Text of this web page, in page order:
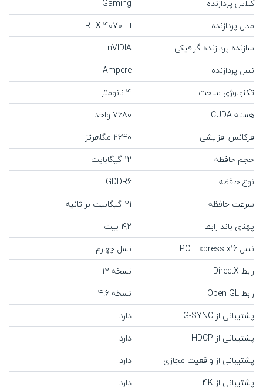
کلاس پردازنده
Gaming
مدل پردازنده
RTX 4070 Ti
سازنده پردازنده گرافیکی
nVIDIA
نسل پردازنده
Ampere
تکنولوژی ساخت
4 نانومتر
هسته CUDA
7680 واحد
فرکانس افزایشی
2640 مگاهرتز
حجم حافظه
12 گیگابایت
نوع حافظه
GDDR6
سرعت حافظه
21 گیگابیت بر ثانیه
پهنای باند رابط
192 بیت
نسل PCI Express x16
نسل چهارم
رابط DirectX
نسخه 12
رابط Open GL
نسخه 4.6
پشتیبانی از G-SYNC
دارد
پشتیبانی از HDCP
دارد
پشتیبانی از واقعیت مجازی
دارد
پشتیبانی از 4K
دارد